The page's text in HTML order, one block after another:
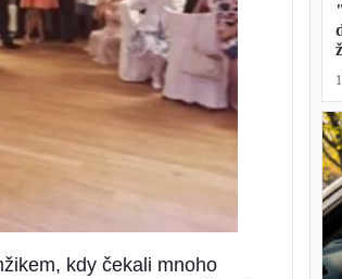
kdy čekali mnoho